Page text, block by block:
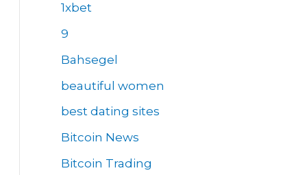
1xbet
9
Bahsegel
beautiful women
best dating sites
Bitcoin News
Bitcoin Trading